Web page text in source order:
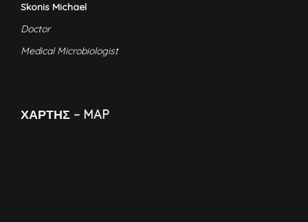
Skonis Michael
Doctor
Medical Microbiologist
ΧΑΡΤΗΣ – MAP